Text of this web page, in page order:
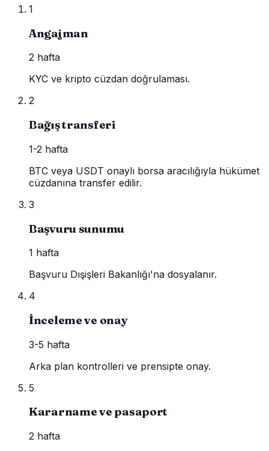
1
Angajman
2 hafta
KYC ve kripto cüzdan doğrulaması.
2
Bağış transferi
1-2 hafta
BTC veya USDT onaylı borsa aracılığıyla hükümet
cüzdanına transfer edilir.
3
Başvuru sunumu
1 hafta
Başvuru Dışişleri Bakanlığı'na dosyalanır.
4
İnceleme ve onay
3-5 hafta
Arka plan kontrolleri ve prensipte onay.
5
Kararname ve pasaport
2 hafta